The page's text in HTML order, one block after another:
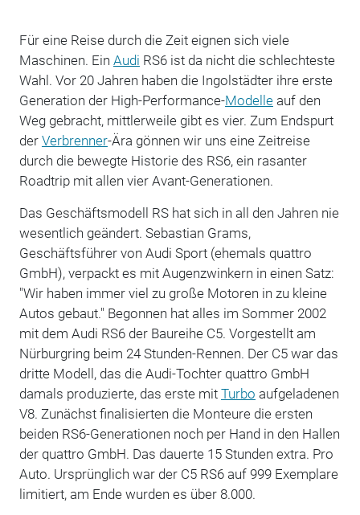
Für eine Reise durch die Zeit eignen sich viele
Maschinen. Ein Audi RS6 ist da nicht die schlechteste
Wahl. Vor 20 Jahren haben die Ingolstädter ihre erste
Generation der High-Performance-Modelleauf den
Weg gebracht, mittlerweile gibt es vier. Zum Endspurt
der Verbrenner-Ära gönnen wir uns eine Zeitreise
durch die bewegte Historie des RS6, ein rasanter
Roadtrip mit allen vier Avant-Generationen.
Das Geschäftsmodell RS hat sich in all den Jahren nie
wesentlich geändert. Sebastian Grams,
Geschäftsführer von Audi Sport (ehemals quattro
GmbH), verpackt es mit Augenzwinkern in einen Satz:
"Wir haben immer viel zu große Motoren in zu kleine
Autos gebaut." Begonnen hat alles im Sommer 2002
mit dem Audi RS6 der Baureihe C5. Vorgestellt am
Nürburgring beim 24 Stunden-Rennen. Der C5 war das
dritte Modell, das die Audi-Tochter quattro GmbH
damals produzierte, das erste mit Turbo aufgeladenen
V8. Zunächst finalisierten die Monteure die ersten
beiden RS6-Generationen noch per Hand in den Hallen
der quattro GmbH. Das dauerte 15 Stunden extra. Pro
Auto. Ursprünglich war der C5 RS6 auf 999 Exemplare
limitiert, am Ende wurden es über 8.000.